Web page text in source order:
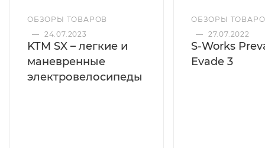
ОБЗОРЫ ТОВАРОВ
— 24.07.2023
KTM SX – легкие и
маневренные
электровелосипеды
ОБЗОРЫ
— 27.07.2022
S-Works
Evade 3